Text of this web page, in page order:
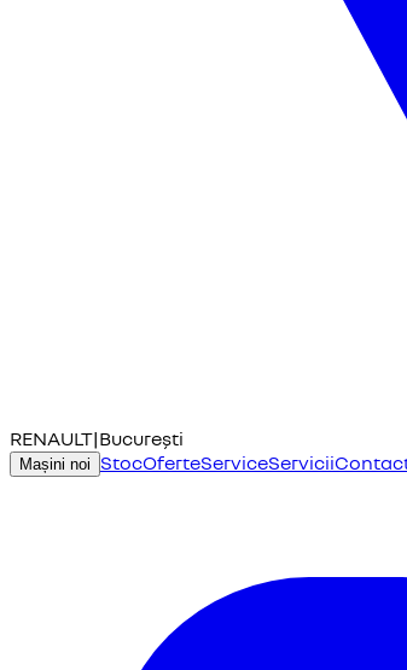
RENAULT|București
Mașini noi StocOferteServiceServicii